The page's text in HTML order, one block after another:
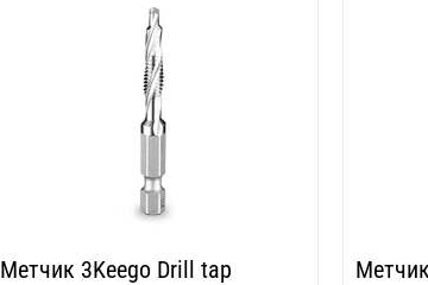
Метчик 3Keego Drill tap